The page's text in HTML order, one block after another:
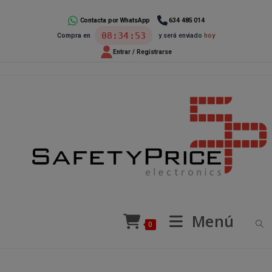
Contacta por WhatsApp
634 485 014
Compra en
08:34:53 y será enviado hoy
Entrar / Registrarse
0 Menú